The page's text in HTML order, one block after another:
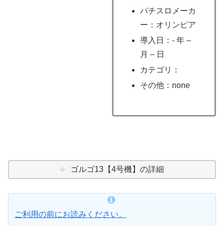
パチスロメーカ
ー：オリンピア
導入日：- 年 –
月 – 日
カテゴリ：
その他：none
ゴルゴ13【4号機】の詳細
ご利用の前にお読みください。